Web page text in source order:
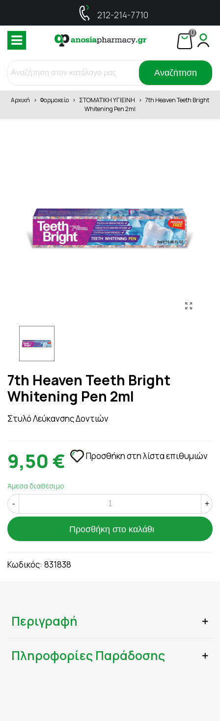
212-214-7710
0
Αναζήτηση
Αρχική > Φαρμακείο > ΣΤΟΜΑΤΙΚΗ ΥΓΙΕΙΝΗ > 7th Heaven Teeth Bright
Whitening Pen 2ml
7th Heaven Teeth Bright
Whitening Pen 2ml
Στυλό Λεύκανσης Δοντιών
9,50 € Προσθήκη στη λίστα επιθυμιών
Άμεσα διαθέσιμο
- +
Προσθήκη στο καλάθι
Κωδικός: 831838
Περιγραφή
Πληροφορίες Παράδοσης